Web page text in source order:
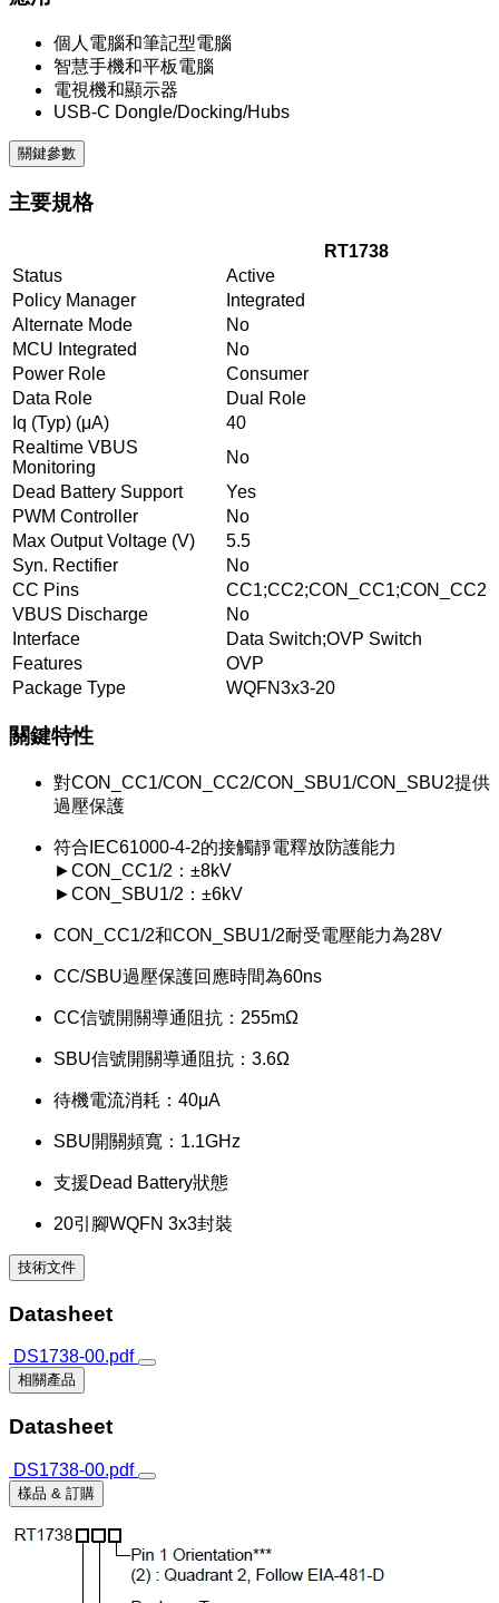
個人電腦和筆記型電腦
智慧手機和平板電腦
電視機和顯示器
USB-C Dongle/Docking/Hubs
關鍵參數
主要規格
RT1738
Status
Active
Policy Manager
Integrated
Alternate Mode
No
MCU Integrated
No
Power Role
Consumer
Data Role
Dual Role
Iq (Typ) (μA)
40
Realtime VBUS
Monitoring
No
Dead Battery Support
Yes
PWM Controller
No
Max Output Voltage (V)
5.5
Syn. Rectifier
No
CC Pins
CC1;CC2;CON_CC1;CON_CC2
VBUS Discharge
No
Interface
Data Switch;OVP Switch
Features
OVP
Package Type
WQFN3x3-20
關鍵特性
對CON_CC1/CON_CC2/CON_SBU1/CON_SBU2提供
過壓保護
符合IEC61000-4-2的接觸靜電釋放防護能力
►CON_CC1/2：±8kV
►CON_SBU1/2：±6kV
CON_CC1/2和CON_SBU1/2耐受電壓能力為28V
CC/SBU過壓保護回應時間為60ns
CC信號開關導通阻抗：255mΩ
SBU信號開關導通阻抗：3.6Ω
待機電流消耗：40μA
SBU開關頻寬：1.1GHz
支援Dead Battery狀態
20引腳WQFN 3x3封裝
技術文件
Datasheet
DS1738-00.pdf
相關產品
Datasheet
DS1738-00.pdf
樣品 & 訂購